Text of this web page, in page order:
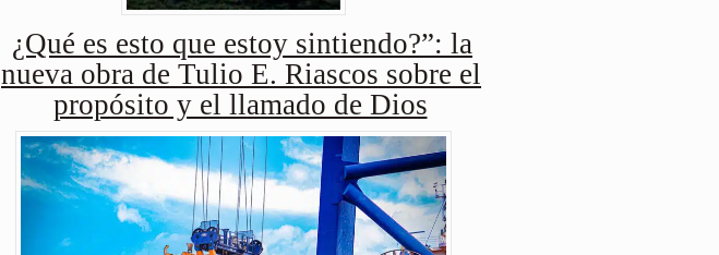
¿Qué es esto que estoy sintiendo?”: la
nueva obra de Tulio E. Riascos sobre el
propósito y el llamado de Dios